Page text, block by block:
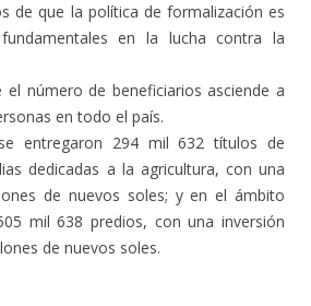
de que la política de formalización es
en la lucha contra la
el número de beneficiarios asciende a
en todo el país.
entregaron 294 mil 632 títulos de
dedicadas a la agricultura, con una
de nuevos soles; y en el ámbito
mil 638 predios, con una inversión
de nuevos soles.